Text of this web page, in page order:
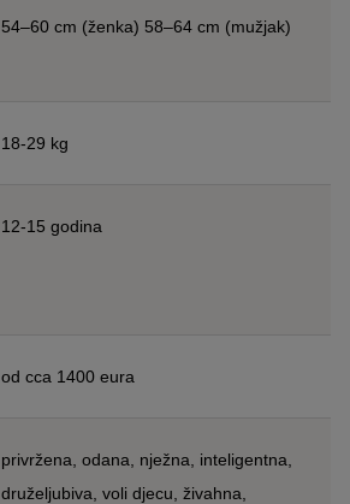
54–60 cm (ženka) 58–64 cm (mužjak)
18-29 kg
12-15 godina
od cca 1400 eura
privržena, odana, nježna, inteligentna,
druželjubiva, voli djecu, živahna,